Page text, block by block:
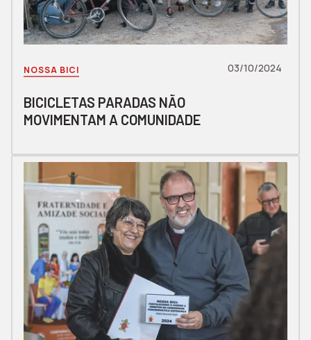
NOSSA BICI 03/10/2024
BICICLETAS PARADAS NÃO
MOVIMENTAM A COMUNIDADE